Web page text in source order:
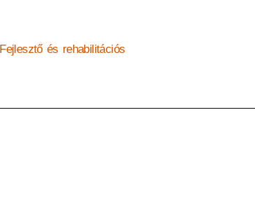
Fejlesztő és rehabilitációs